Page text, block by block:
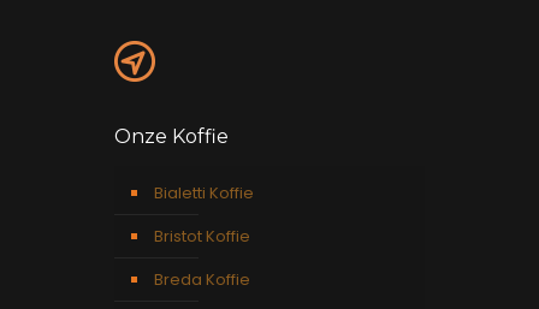
Onze Koffie
Bialetti Koffie
Bristot Koffie
Breda Koffie